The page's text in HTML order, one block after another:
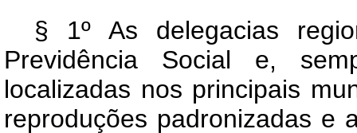
§ 1º As delegacias
Previdência Social e,
localizadas nos principais
reproduções padronizadas e